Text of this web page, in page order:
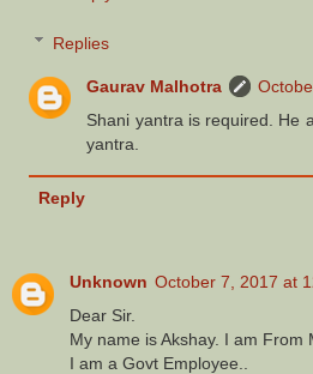
Replies
Gaurav Malhotra
Shani yantra is required. He
yantra.
Reply
Unknown October 7, 2017 at
Dear Sir.
My name is Akshay. I am From
I am a Govt Employee..